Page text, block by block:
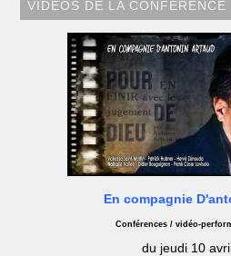
VIDÉOS DE LA CONFÉRENCE
En compagnie
Conférences / vidéo-
du jeudi 10